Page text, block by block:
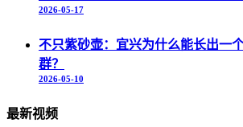
2026-05-17
不只紫砂壶：宜兴为什么能长出一
群？
2026-05-10
最新视频